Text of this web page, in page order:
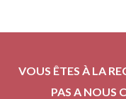
VOUS ÊTES À LA
PAS A NOUS